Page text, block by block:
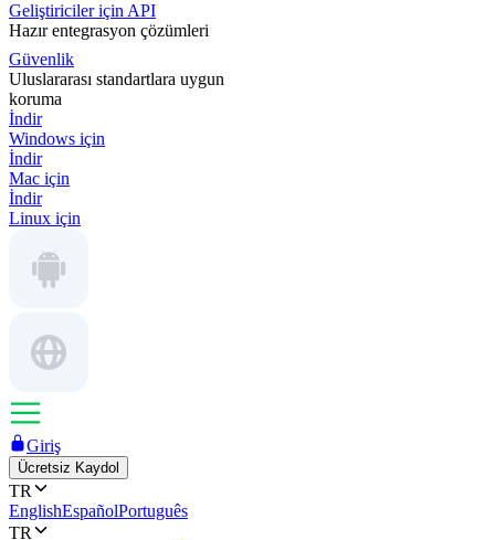
Geliştiriciler için API
Hazır entegrasyon çözümleri
Güvenlik
Uluslararası standartlara uygun
koruma
İndir
Windows için
İndir
Mac için
İndir
Linux için
Giriş
Ücretsiz Kaydol
TR
EnglishEspañolPortuguês
TR